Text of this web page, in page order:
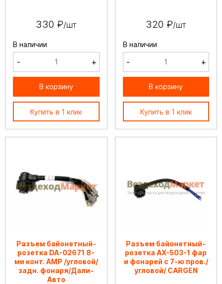
330 ₽/шт
В наличии
- +
В корзину
Купить в 1 клик
320 ₽/шт
В наличии
- +
В корзину
Купить в 1 клик
Разъем байонетный-
розетка DA-02671 8-
ми конт. АМР /угловой/
задн. фонаря/Дали-
Авто
Разъем байонетный-
розетка АХ-503-1 фар
и фонарей с 7-ю пров./
угловой/ CARGEN